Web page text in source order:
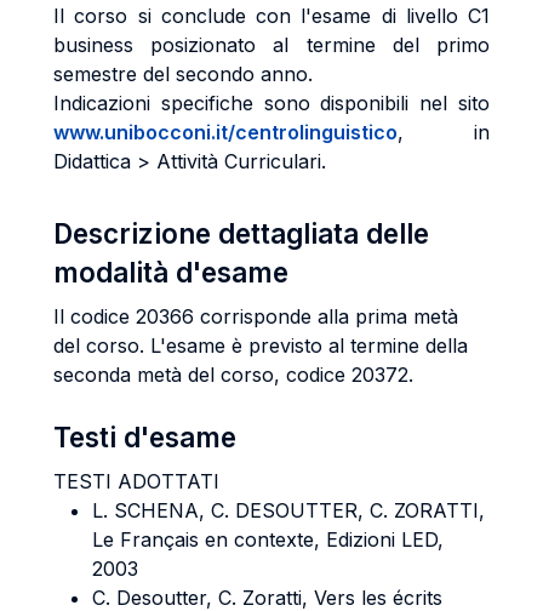
Il corso si conclude con l'esame di livello C1
business posizionato al termine del primo
semestre del secondo anno.
Indicazioni specifiche sono disponibili nel sito
www.unibocconi.it/centrolinguistico, in
Didattica > Attività Curriculari.
Descrizione dettagliata delle
modalità d'esame
Il codice 20366 corrisponde alla prima metà
del corso. L'esame è previsto al termine della
seconda metà del corso, codice 20372.
Testi d'esame
TESTI ADOTTATI
L. SCHENA, C. DESOUTTER, C. ZORATTI,
Le Français en contexte, Edizioni LED,
2003
C. Desoutter, C. Zoratti, Vers les écrits